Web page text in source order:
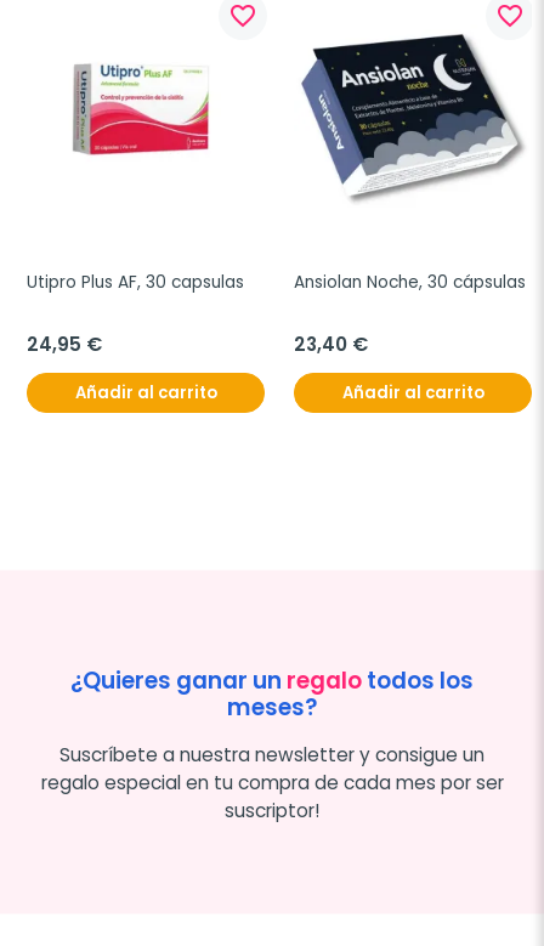
favorite_border
Utipro Plus AF, 30 capsulas
24,95 €
Añadir al carrito
favorite_border
Ansiolan Noche, 30 cápsulas
23,40 €
Añadir al carrito
¿Quieres ganar un regalotodos los
meses?
Suscríbete a nuestra newsletter y consigue un
regalo especial en tu compra de cada mes por ser
suscriptor!